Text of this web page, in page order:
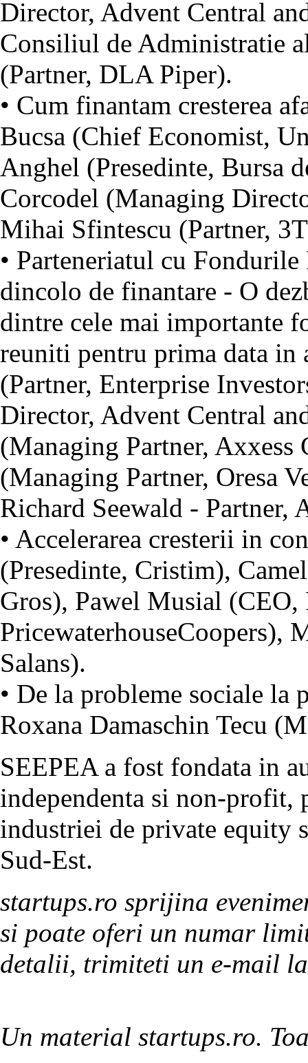
Director, Advent Central
Consiliul de Administratie
(Partner, DLA Piper).
• Cum finantam cresterea
Bucsa (Chief Economist,
Anghel (Presedinte, Bursa
Corcodel (Managing
Mihai Sfintescu (Partner,
• Parteneriatul cu
dincolo de finantare - O
dintre cele mai importante
reuniti pentru prima data in
(Partner, Enterprise
Director, Advent Central
(Managing Partner,
(Managing Partner, Oresa
Richard Seewald - Partner,
• Accelerarea cresterii in
(Presedinte, Cristim),
Gros), Pawel Musial
PricewaterhouseCoopers),
Salans).
• De la probleme sociale
Roxana Damaschin Tecu
SEEPEA a fost fondata in
independenta si non-profit,
industriei de private equity
Sud-Est.
startups.ro sprijina
si poate oferi un numar
detalii, trimiteti un e-mail
Un material startups.ro.